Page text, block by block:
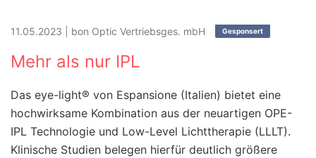
11.05.2023 bon Optic Vertriebsges. mbH Gesponsert
Mehr als nur IPL
Das eye-light® von Espansione (Italien) bietet eine
hochwirksame Kombination aus der neuartigen OPE-
IPL Technologie und Low-Level Lichttherapie (LLLT).
Klinische Studien belegen hierfür deutlich größere